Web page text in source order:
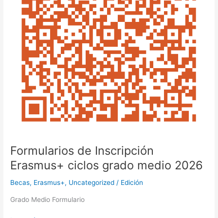
Formularios de Inscripción
Erasmus+ ciclos grado medio 2026
Becas, Erasmus+, Uncategorized / Edición
Grado Medio Formulario
medio
2026